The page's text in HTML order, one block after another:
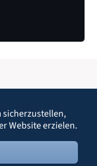
sicherzustellen,
Website erzielen.